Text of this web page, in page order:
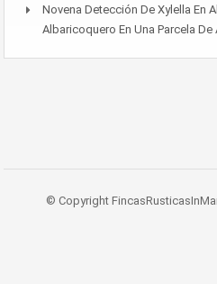
Novena Detección De Xylella En
Albaricoquero En Una Parcela De
© Copyright